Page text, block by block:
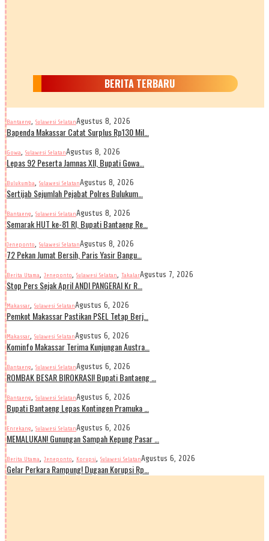
BERITA TERBARU
Bantaeng, Sulawesi SelatanAgustus 8, 2026
Bapenda Makassar Catat Surplus Rp130 Mil…
Gowa, Sulawesi SelatanAgustus 8, 2026
Lepas 92 Peserta Jamnas XII, Bupati Gowa…
Bulukumba, Sulawesi SelatanAgustus 8, 2026
Sertijab Sejumlah Pejabat Polres Bulukum…
Bantaeng, Sulawesi SelatanAgustus 8, 2026
Semarak HUT ke-81 RI, Bupati Bantaeng Re…
Jeneponto, Sulawesi SelatanAgustus 8, 2026
72 Pekan Jumat Bersih, Paris Yasir Bangu…
Berita Utama, Jeneponto, Sulawesi Selatan, TakalarAgustus 7, 2026
Stop Pers Sejak April ANDI PANGERAI Kr R…
Makassar, Sulawesi SelatanAgustus 6, 2026
Pemkot Makassar Pastikan PSEL Tetap Berj…
Makassar, Sulawesi SelatanAgustus 6, 2026
Kominfo Makassar Terima Kunjungan Austra…
Bantaeng, Sulawesi SelatanAgustus 6, 2026
ROMBAK BESAR BIROKRASI! Bupati Bantaeng …
Bantaeng, Sulawesi SelatanAgustus 6, 2026
Bupati Bantaeng Lepas Kontingen Pramuka …
Enrekang, Sulawesi SelatanAgustus 6, 2026
MEMALUKAN! Gunungan Sampah Kepung Pasar …
Berita Utama, Jeneponto, Korupsi, Sulawesi SelatanAgustus 6, 2026
Gelar Perkara Rampung! Dugaan Korupsi Rp…